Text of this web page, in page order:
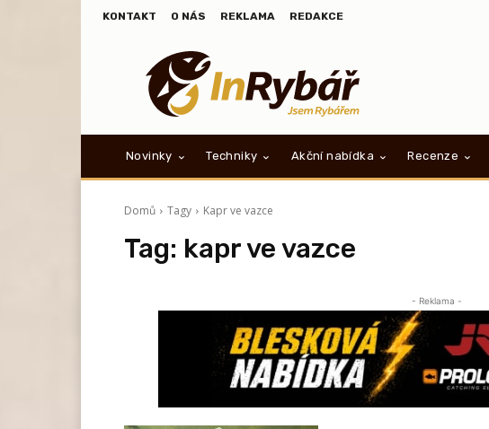
KONTAKT O NÁS REKLAMA REDAKCE
Novinky Techniky Akční nabídka Recenze
Domů Tagy Kapr ve vazce
Tag: kapr ve vazce
- Reklama -